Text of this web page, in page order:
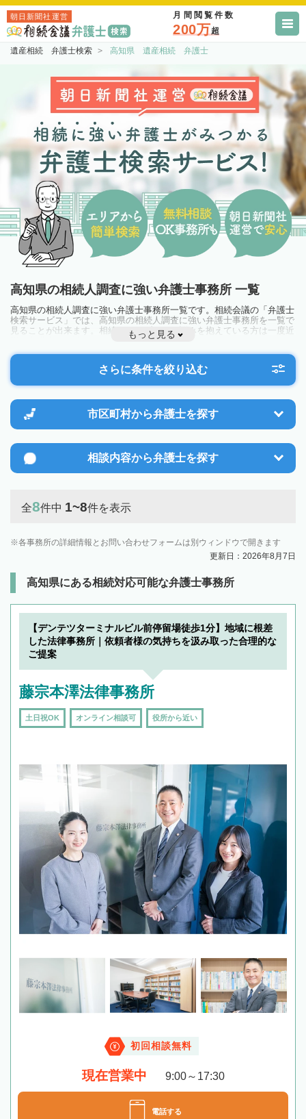
朝日新聞社運営 月間閲覧件数
200万超
遺産相続 弁護士検索 高知県 遺産相続 弁護士
高知県の相続人調査に強い弁護士事務所 一覧
高知県の相続人調査に強い弁護士事務所一覧です。相続会議の「弁護士
検索サービス」では、高知県の相続人調査に強い弁護士事務所を一覧で
見ることが出来ます。相続のトラブルやお悩みを抱えている方は一度近
隣の弁護士に相談してみましょう。
もっと見る
さらに条件を絞り込む
市区町村から弁護士を探す
相談内容から弁護士を探す
全8件中 1~8件を表示
各事務所の詳細情報とお問い合わせフォームは別ウィンドウで開きます
更新日：2026年8月7日
高知県にある相続対応可能な弁護士事務所
【デンテツターミナルビル前停留場徒歩1分】地域に根差
した法律事務所｜依頼者様の気持ちを汲み取った合理的な
ご提案
藤宗本澤法律事務所
土日祝OK オンライン相談可 役所から近い
初回相談無料
現在営業中 9:00～17:30
電話する